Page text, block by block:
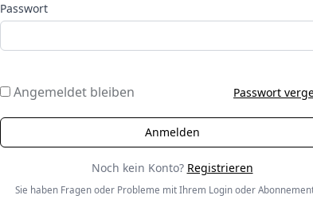
Passwort
Angemeldet bleiben Passwort
Noch kein Konto? Registrieren
Sie haben Fragen oder Probleme mit Ihrem Login oder